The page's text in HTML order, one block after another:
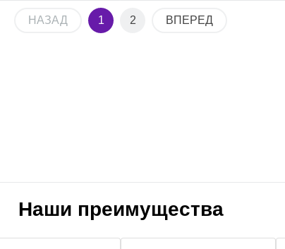
НАЗАД 1 2 ВПЕРЕД
Наши преимущества